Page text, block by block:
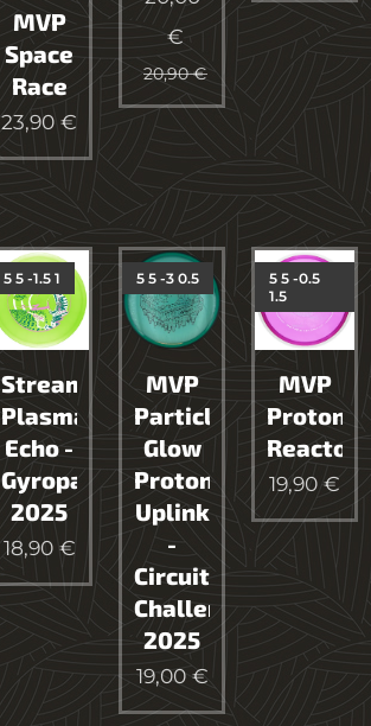
MVP
Space
Race
23,90 €
€
20,90€
Streamline
Plasma
Echo -
Gyropalooza
2025
5 5 -1.5 1
18,90€
MVP
Particle
Glow
Proton
Uplink
-
Circuit
Challenge
2025
5 5 -3 0.5
19,00€
MVP
Proton
Reactor
5 5 -0.5
1.5
19,90€